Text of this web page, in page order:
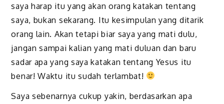
saya harap itu yang akan orang katakan tentang
saya, bukan sekarang. Itu kesimpulan yang ditarik
orang lain. Akan tetapi biar saya yang mati dulu,
jangan sampai kalian yang mati duluan dan baru
sadar apa yang saya katakan tentang Yesus itu
benar! Waktu itu sudah terlambat!
Saya sebenarnya cukup yakin, berdasarkan apa